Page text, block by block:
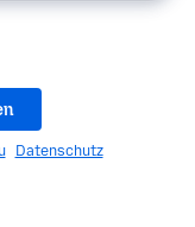
Datenschutz